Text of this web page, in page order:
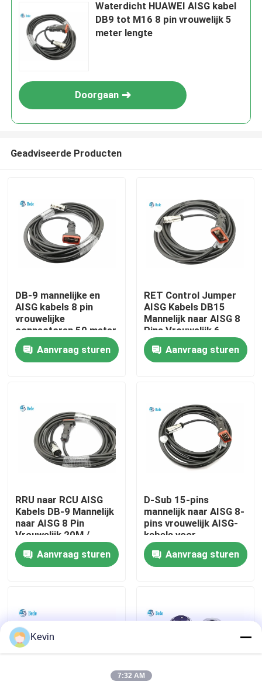
Huis
Over ons
fabriekstour
Kwaliteitscontrole
Neem contact met ons op
Nieuws
Vraag een offerte
GX Aviation Connector
Waterdicht HUAWEI AISG kabel
DB9 tot M16 8 pin vrouwelijk 5
meter lengte
Doorgaan
Geadviseerde Producten
DB-9 mannelijke en
AISG kabels 8 pin
vrouwelijke
connectoren 50 meter
of aangepast lengte
Aanvraag sturen
RET Control Jumper
AISG Kabels DB15
Mannelijk naar AISG 8
Pins Vrouwelijk 6
Meter
Aanvraag sturen
RRU naar RCU AISG
Kabels DB-9 Mannelijk
naar AISG 8 Pin
Vrouwelijk 20M /
aangepaste lengte
Aanvraag sturen
D-Sub 15-pins
mannelijk naar AISG 8-
pins vrouwelijk AISG-
kabels voor
antennebasisstation
Aanvraag sturen
Kevin
7:32 AM